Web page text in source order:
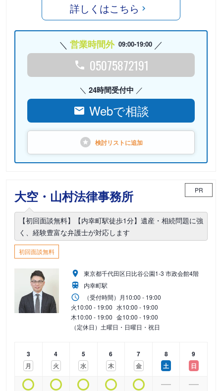
詳しくはこちら
営業時間外 09:00-19:00
05075872191
24時間受付中
Webで相談
検討リストに追加
大空・山村法律事務所 PR
【初回面談無料】【内幸町駅徒歩1分】遺産・相続問題に強
く、経験豊富な弁護士が対応します
初回面談無料
東京都千代田区日比谷公園1-3 市政会館4階
内幸町駅
（受付時間） 月10:00 - 19:00
火10:00 - 19:00 水10:00 - 19:00
木10:00 - 19:00 金10:00 - 19:00
（定休日）土曜日・日曜日・祝日
3
月
4
火
5
水
6
木
7
金
8
土
9
日